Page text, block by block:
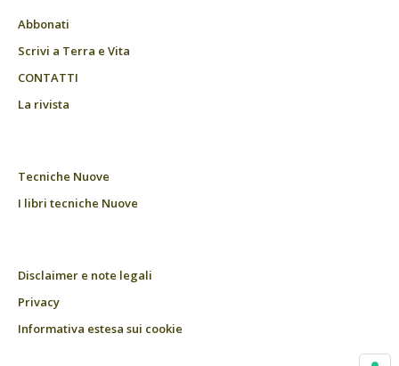
Abbonati
Scrivi a Terra e Vita
CONTATTI
La rivista
Tecniche Nuove
I libri tecniche Nuove
Disclaimer e note legali
Privacy
Informativa estesa sui cookie